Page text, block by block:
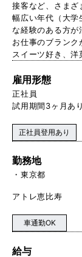
接客など、さまざ
幅広い年代（大
な経験のある方が
お仕事のブランク
スイーツ好き、洋
雇用形態
正社員
試用期間3ヶ月あ
正社員登用あり
勤務地
東京都
アトレ恵比寿
車通勤OK
給与